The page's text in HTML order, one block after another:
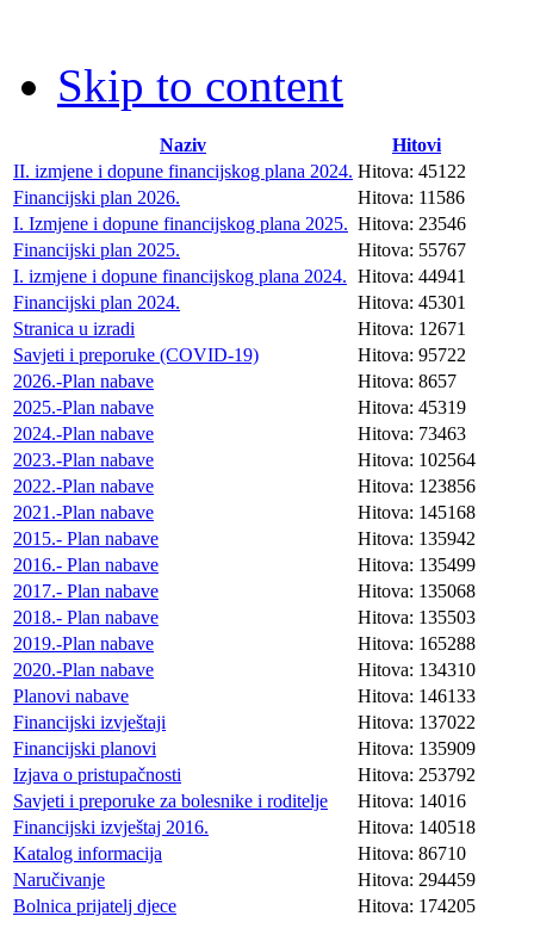
Skip to content
Naziv
Hitovi
II. izmjene i dopune financijskog plana 2024. Hitova: 45122
Financijski plan 2026.
Hitova: 11586
I. Izmjene i dopune financijskog plana 2025. Hitova: 23546
Financijski plan 2025.
Hitova: 55767
I. izmjene i dopune financijskog plana 2024. Hitova: 44941
Financijski plan 2024.
Hitova: 45301
Stranica u izradi
Hitova: 12671
Savjeti i preporuke (COVID-19)
Hitova: 95722
2026.-Plan nabave
Hitova: 8657
2025.-Plan nabave
Hitova: 45319
2024.-Plan nabave
Hitova: 73463
2023.-Plan nabave
Hitova: 102564
2022.-Plan nabave
Hitova: 123856
2021.-Plan nabave
Hitova: 145168
2015.- Plan nabave
Hitova: 135942
2016.- Plan nabave
Hitova: 135499
2017.- Plan nabave
Hitova: 135068
2018.- Plan nabave
Hitova: 135503
2019.-Plan nabave
Hitova: 165288
2020.-Plan nabave
Hitova: 134310
Planovi nabave
Hitova: 146133
Financijski izvještaji
Hitova: 137022
Financijski planovi
Hitova: 135909
Izjava o pristupačnosti
Hitova: 253792
Savjeti i preporuke za bolesnike i roditelje
Hitova: 14016
Financijski izvještaj 2016.
Hitova: 140518
Katalog informacija
Hitova: 86710
Naručivanje
Hitova: 294459
Bolnica prijatelj djece
Hitova: 174205